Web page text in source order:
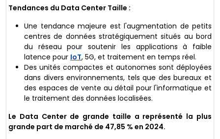
Tendances du Data Center Taille :
Une tendance majeure est l'augmentation de petits
centres de données stratégiquement situés au bord
du réseau pour soutenir les applications à faible
latence pour IoT, 5G, et traitement en temps réel.
Des unités compactes et autonomes sont déployées
dans divers environnements, tels que des bureaux et
des espaces de vente au détail pour l'informatique et
le traitement des données localisées.
Le Data Center de grande taille a représenté la plus
grande part de marché de 47,85 % en 2024.